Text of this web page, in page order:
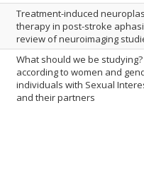
Treatment-induced
therapy in post-stroke
review of neuroimaging
What should we be
according to women and
individuals with Sexual
and their partners